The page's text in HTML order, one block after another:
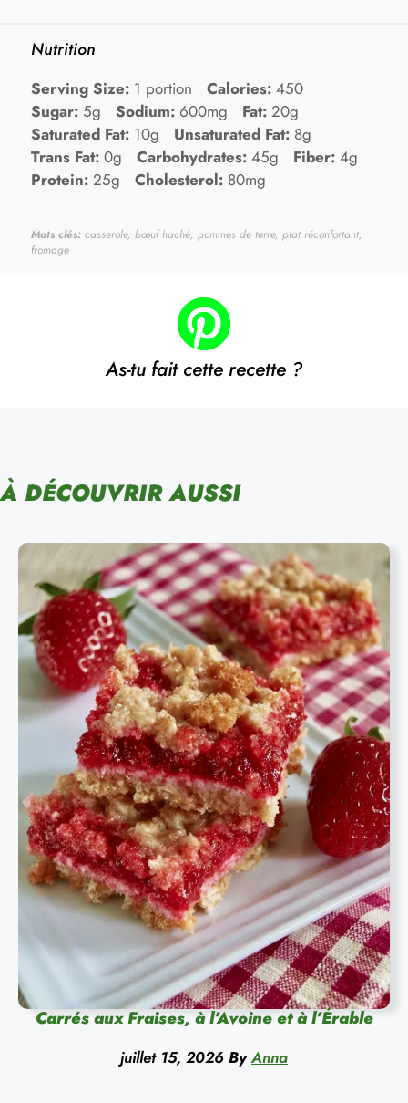
Nutrition
Serving Size: 1 portion Calories: 450
Sugar: 5g Sodium: 600mg Fat: 20g
Saturated Fat: 10g Unsaturated Fat: 8g
Trans Fat: 0g Carbohydrates: 45g Fiber: 4g
Protein: 25g Cholesterol: 80mg
Mots clés: casserole, bœuf haché, pommes de terre, plat réconfortant,
fromage
As-tu fait cette recette ?
À DÉCOUVRIR AUSSI
Carrés aux Fraises, à l’Avoine et à l’Érable
juillet 15, 2026 By Anna